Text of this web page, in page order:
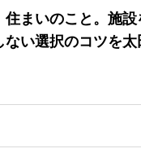
まいのこと。施設
い選択のコツを